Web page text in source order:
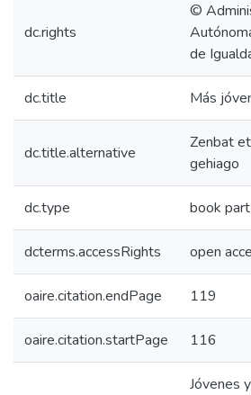
dc.rights
©
de
dc.title Más
dc.title.alternative
Zenbat
gehiago
dc.type book part
dcterms.accessRights open
oaire.citation.endPage 119
oaire.citation.startPage 116
Jóvenes